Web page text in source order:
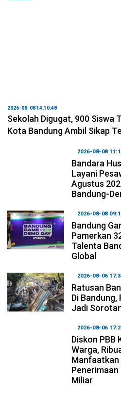
2026-08-08 14:10:48
Sekolah Digugat, 900 Siswa
Kota Bandung Ambil Sikap
2026-08-08
Bandara
Layani
Agustus
Bandung-
2026-08-08
Bandung
Pamerkan
Talenta
Global
2026-08-06
Ratusan
Di Bandung,
Jadi
2026-08-06
Diskon PBB
Warga,
Manfaatkan
Penerimaan
Miliar